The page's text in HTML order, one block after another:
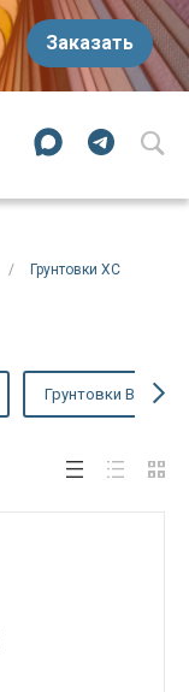
Заказать
/ Грунтовки ХС
Грунтовки ВЛ